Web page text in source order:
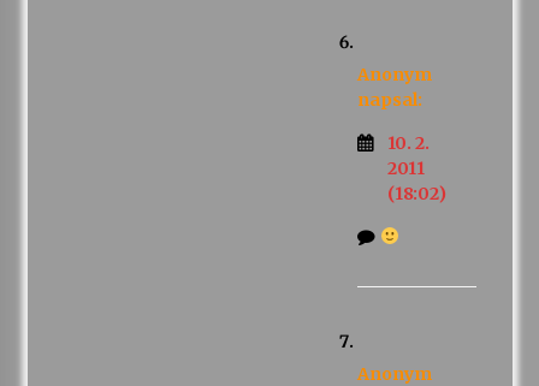
Anonym
napsal:
10. 2.
2011
(18:02)
Anonym